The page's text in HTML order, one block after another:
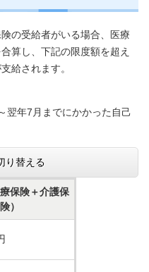
の受給者がいる場合、医療
算し、下記の限度額を超え
給されます。
翌年7月までにかかった自己
り替える
保険＋介護保
険）